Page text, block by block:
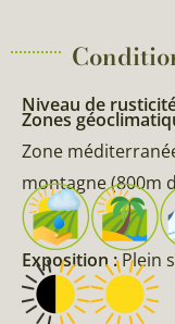
Niveau de
Zones
Zone
montagne (800m
Exposition :Plein